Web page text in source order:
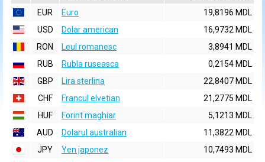
EUR
Euro
19,8196 MDL
USD
Dolar american
16,9732 MDL
RON
Leul romanesc
3,8941 MDL
RUB
Rubla ruseasca
0,2154 MDL
GBP
Lira sterlina
22,8407 MDL
CHF
Francul elvetian
21,2775 MDL
HUF
Forint maghiar
5,1213 MDL
AUD
Dolarul australian
11,3822 MDL
JPY
Yen japonez
10,7493 MDL